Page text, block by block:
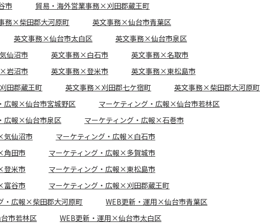
市
貿易・海外営業事務×刈田郡蔵王町
務×柴田郡大河原町
英文事務×仙台市青葉区
英文事務×仙台市太白区
英文事務×仙台市泉区
仙沼市 英文事務×白石市
英文事務×名取市
岩沼市 英文事務×登米市
英文事務×東松島市
田郡蔵王町 英文事務×刈田郡七ケ宿町
英文事務×柴田郡大河原町
広報×仙台市宮城野区
マーケティング・広報×仙台市若林区
広報×仙台市泉区
マーケティング・広報×石巻市
気仙沼市
マーケティング・広報×白石市
角田市
マーケティング・広報×多賀城市
登米市
マーケティング・広報×東松島市
富谷市
マーケティング・広報×刈田郡蔵王町
・広報×柴田郡大河原町
WEB更新・運用×仙台市青葉区
市若林区
WEB更新・運用×仙台市太白区